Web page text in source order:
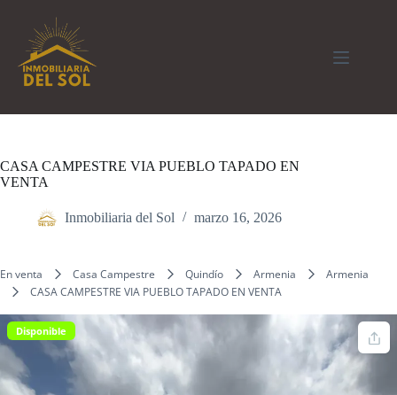
contenido
CASA CAMPESTRE VIA PUEBLO TAPADO EN
VENTA
Inmobiliaria del Sol marzo 16, 2026
En venta Casa Campestre Quindío Armenia
Armenia
CASA CAMPESTRE VIA PUEBLO TAPADO EN VENTA
Disponible